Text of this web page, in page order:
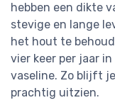
hebben een dikte
stevige en lange
het hout te
vier keer per jaar
vaseline. Zo blijft
prachtig uitzien.